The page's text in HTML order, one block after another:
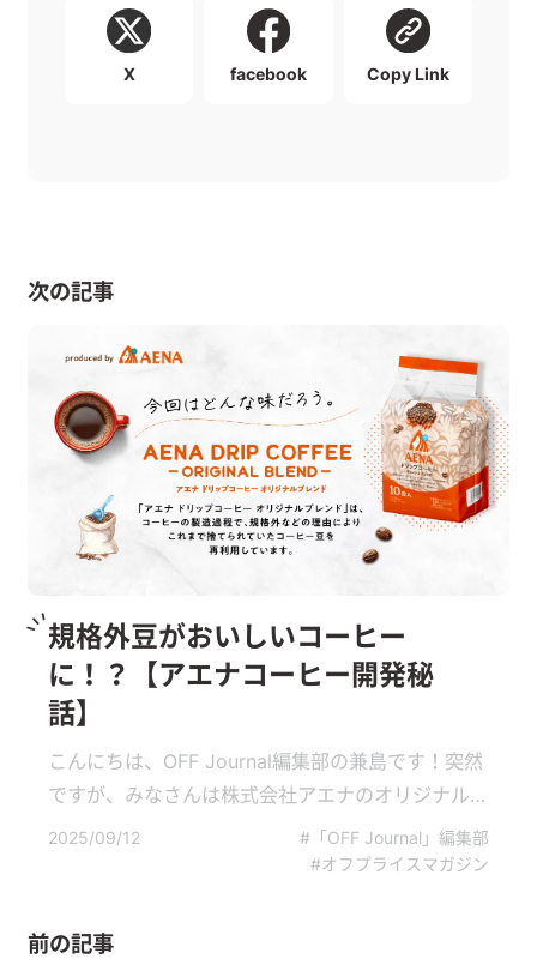
X facebook Copy Link
前の記事
次の記事
規格外豆がおいしいコーヒー
に！？【アエナコーヒー開発秘
話】
こんにちは、OFF Journal編集部の兼島です！突然
ですが、みなさんは株式会社アエナのオリジナル
商品「アエナ ドリップコーヒー オリジナルブレン
ド」をご存じでしょうか？実は、2025年7月14日
「捨てるをなくす」という私たちの想いを込め
2025/09/12
#「OFF Journal」編集部
#オフプライスマガジン